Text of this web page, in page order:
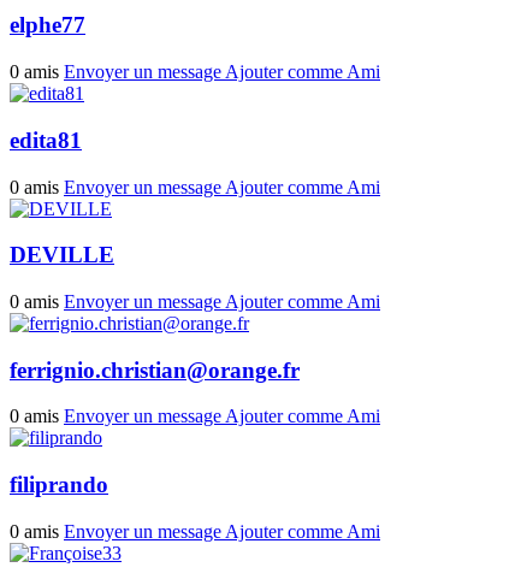
elphe77
0 amis Envoyer un message Ajouter comme Ami
edita81
0 amis Envoyer un message Ajouter comme Ami
DEVILLE
0 amis Envoyer un message Ajouter comme Ami
ferrignio.christian@orange.fr
0 amis Envoyer un messageAjouter comme Ami
filiprando
0 amis Envoyer un message Ajouter comme Ami